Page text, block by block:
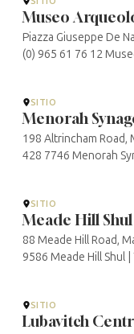
Museo
Piazza Giuseppe De
(0) 965 61 76 12
SITIO
Menorah
198 Altrincham Road,
428 7746 Menorah
SITIO
Meade Hill Shul
88 Meade Hill Road,
9586 Meade Hill Shul
SITIO
Lubavitch